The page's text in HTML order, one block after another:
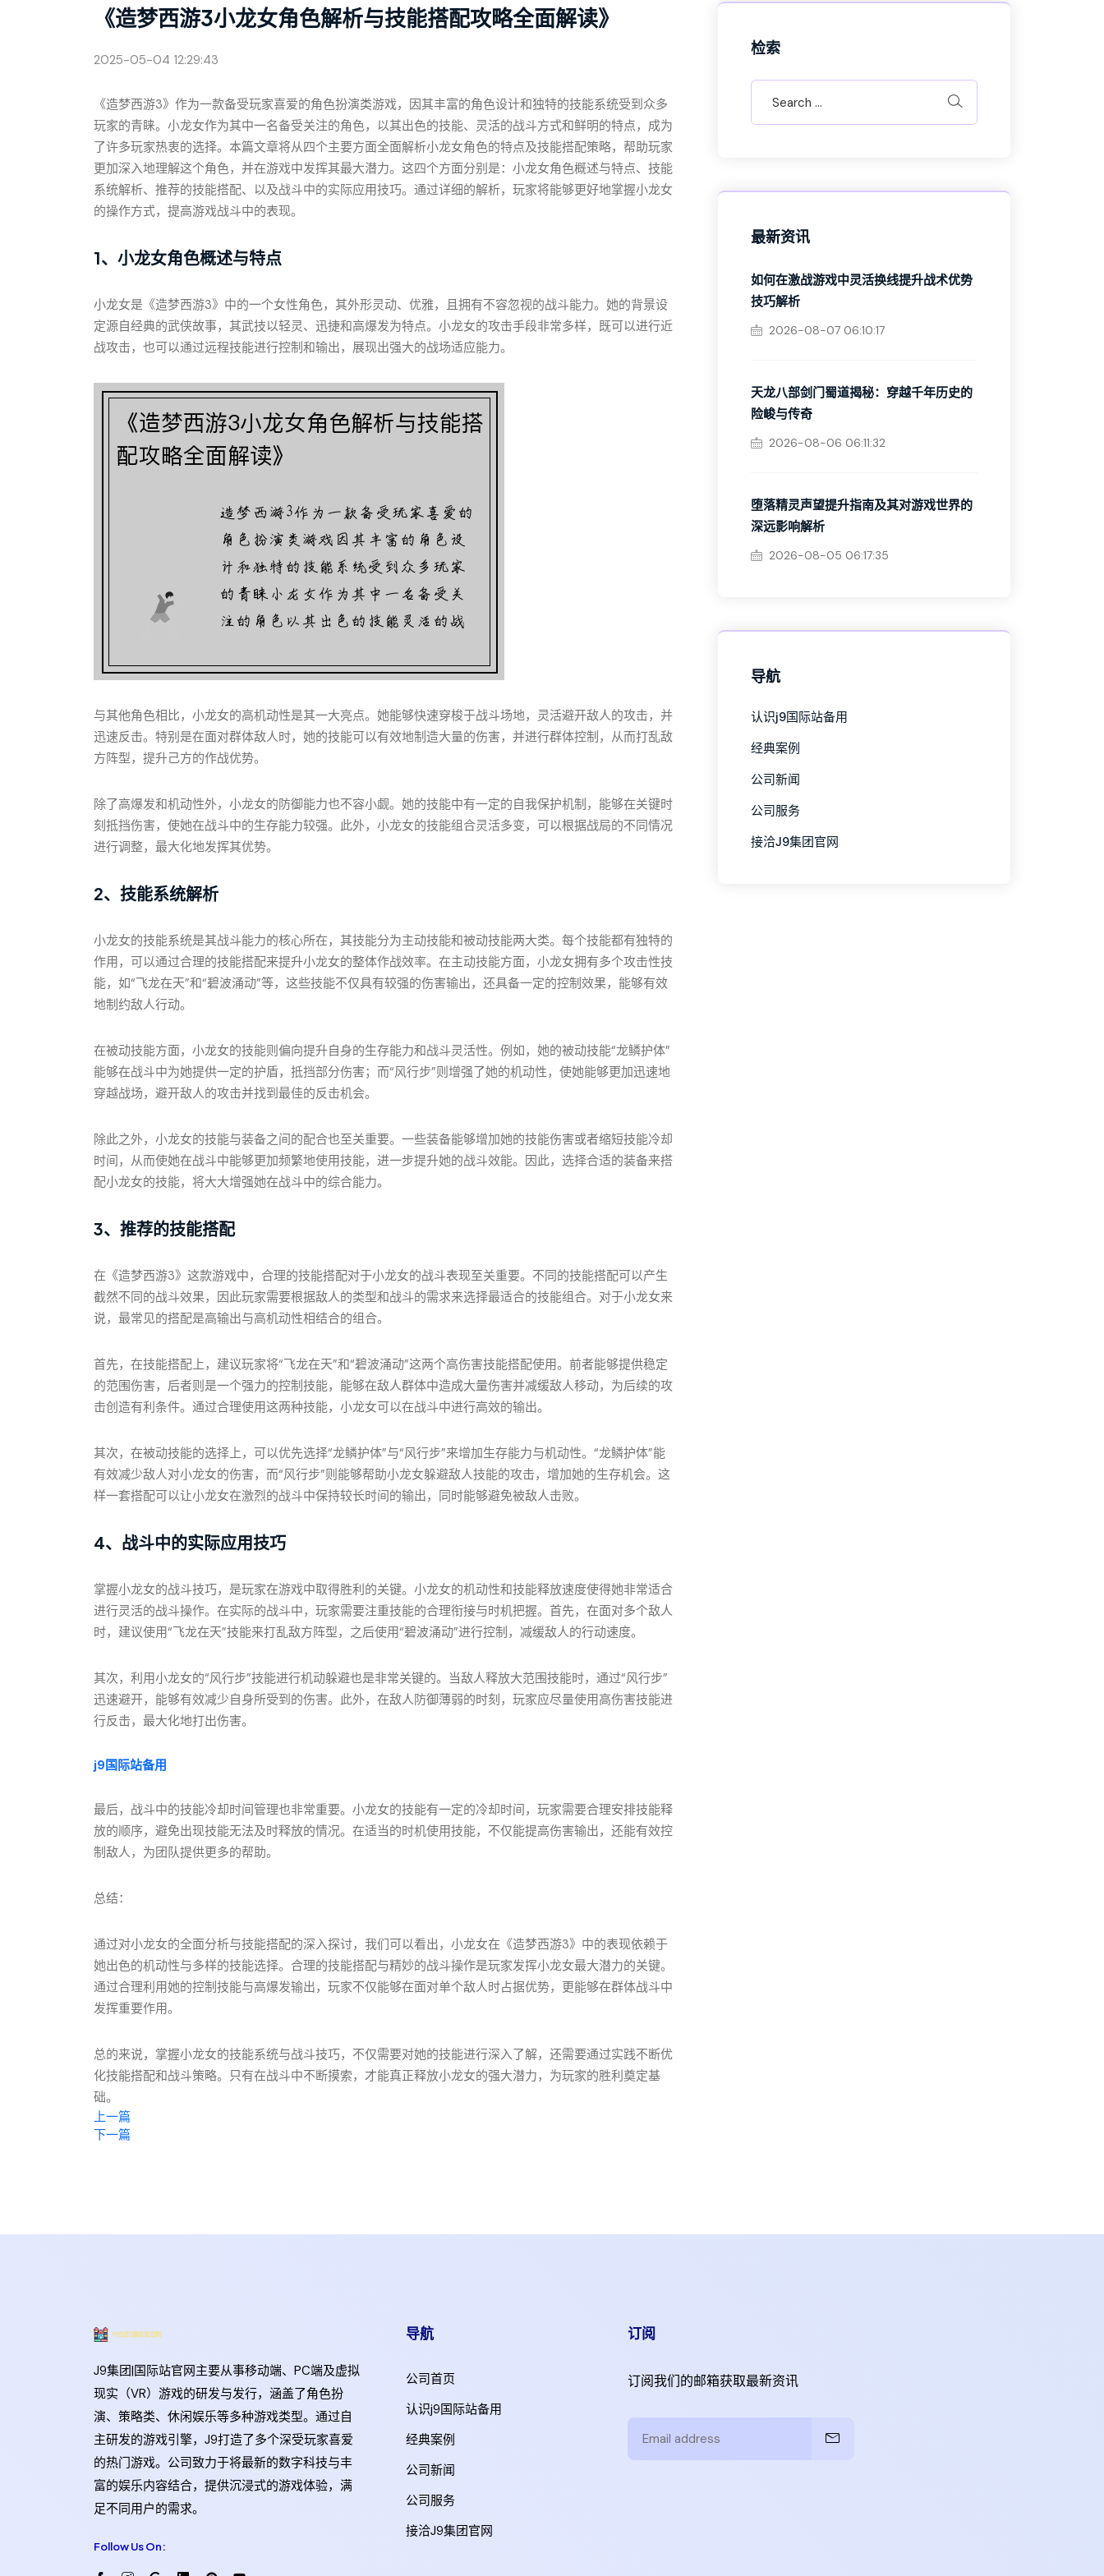
《造梦西游3小龙女角色解析与技能搭配攻略全面解读》
2025-05-04 12:29:43
《造梦西游3》作为一款备受玩家喜爱的角色扮演类游戏，因其丰富的角色设计和独特的技能系统受到众多
玩家的青睐。小龙女作为其中一名备受关注的角色，以其出色的技能、灵活的战斗方式和鲜明的特点，成为
了许多玩家热衷的选择。本篇文章将从四个主要方面全面解析小龙女角色的特点及技能搭配策略，帮助玩家
更加深入地理解这个角色，并在游戏中发挥其最大潜力。这四个方面分别是：小龙女角色概述与特点、技能
系统解析、推荐的技能搭配、以及战斗中的实际应用技巧。通过详细的解析，玩家将能够更好地掌握小龙女
的操作方式，提高游戏战斗中的表现。
1、小龙女角色概述与特点
小龙女是《造梦西游3》中的一个女性角色，其外形灵动、优雅，且拥有不容忽视的战斗能力。她的背景设
定源自经典的武侠故事，其武技以轻灵、迅捷和高爆发为特点。小龙女的攻击手段非常多样，既可以进行近
战攻击，也可以通过远程技能进行控制和输出，展现出强大的战场适应能力。
与其他角色相比，小龙女的高机动性是其一大亮点。她能够快速穿梭于战斗场地，灵活避开敌人的攻击，并
迅速反击。特别是在面对群体敌人时，她的技能可以有效地制造大量的伤害，并进行群体控制，从而打乱敌
方阵型，提升己方的作战优势。
除了高爆发和机动性外，小龙女的防御能力也不容小觑。她的技能中有一定的自我保护机制，能够在关键时
刻抵挡伤害，使她在战斗中的生存能力较强。此外，小龙女的技能组合灵活多变，可以根据战局的不同情况
进行调整，最大化地发挥其优势。
2、技能系统解析
小龙女的技能系统是其战斗能力的核心所在，其技能分为主动技能和被动技能两大类。每个技能都有独特的
作用，可以通过合理的技能搭配来提升小龙女的整体作战效率。在主动技能方面，小龙女拥有多个攻击性技
能，如“飞龙在天”和“碧波涌动”等，这些技能不仅具有较强的伤害输出，还具备一定的控制效果，能够有效
地制约敌人行动。
在被动技能方面，小龙女的技能则偏向提升自身的生存能力和战斗灵活性。例如，她的被动技能“龙鳞护体”
能够在战斗中为她提供一定的护盾，抵挡部分伤害；而“风行步”则增强了她的机动性，使她能够更加迅速地
穿越战场，避开敌人的攻击并找到最佳的反击机会。
除此之外，小龙女的技能与装备之间的配合也至关重要。一些装备能够增加她的技能伤害或者缩短技能冷却
时间，从而使她在战斗中能够更加频繁地使用技能，进一步提升她的战斗效能。因此，选择合适的装备来搭
配小龙女的技能，将大大增强她在战斗中的综合能力。
3、推荐的技能搭配
在《造梦西游3》这款游戏中，合理的技能搭配对于小龙女的战斗表现至关重要。不同的技能搭配可以产生
截然不同的战斗效果，因此玩家需要根据敌人的类型和战斗的需求来选择最适合的技能组合。对于小龙女来
说，最常见的搭配是高输出与高机动性相结合的组合。
首先，在技能搭配上，建议玩家将“飞龙在天”和“碧波涌动”这两个高伤害技能搭配使用。前者能够提供稳定
的范围伤害，后者则是一个强力的控制技能，能够在敌人群体中造成大量伤害并减缓敌人移动，为后续的攻
击创造有利条件。通过合理使用这两种技能，小龙女可以在战斗中进行高效的输出。
其次，在被动技能的选择上，可以优先选择“龙鳞护体”与“风行步”来增加生存能力与机动性。“龙鳞护体”能
有效减少敌人对小龙女的伤害，而“风行步”则能够帮助小龙女躲避敌人技能的攻击，增加她的生存机会。这
样一套搭配可以让小龙女在激烈的战斗中保持较长时间的输出，同时能够避免被敌人击败。
4、战斗中的实际应用技巧
掌握小龙女的战斗技巧，是玩家在游戏中取得胜利的关键。小龙女的机动性和技能释放速度使得她非常适合
进行灵活的战斗操作。在实际的战斗中，玩家需要注重技能的合理衔接与时机把握。首先，在面对多个敌人
时，建议使用“飞龙在天”技能来打乱敌方阵型，之后使用“碧波涌动”进行控制，减缓敌人的行动速度。
其次，利用小龙女的“风行步”技能进行机动躲避也是非常关键的。当敌人释放大范围技能时，通过“风行步”
迅速避开，能够有效减少自身所受到的伤害。此外，在敌人防御薄弱的时刻，玩家应尽量使用高伤害技能进
行反击，最大化地打出伤害。
j9国际站备用
最后，战斗中的技能冷却时间管理也非常重要。小龙女的技能有一定的冷却时间，玩家需要合理安排技能释
放的顺序，避免出现技能无法及时释放的情况。在适当的时机使用技能，不仅能提高伤害输出，还能有效控
制敌人，为团队提供更多的帮助。
总结：
通过对小龙女的全面分析与技能搭配的深入探讨，我们可以看出，小龙女在《造梦西游3》中的表现依赖于
她出色的机动性与多样的技能选择。合理的技能搭配与精妙的战斗操作是玩家发挥小龙女最大潜力的关键。
通过合理利用她的控制技能与高爆发输出，玩家不仅能够在面对单个敌人时占据优势，更能够在群体战斗中
发挥重要作用。
总的来说，掌握小龙女的技能系统与战斗技巧，不仅需要对她的技能进行深入了解，还需要通过实践不断优
化技能搭配和战斗策略。只有在战斗中不断摸索，才能真正释放小龙女的强大潜力，为玩家的胜利奠定基
础。
上一篇
下一篇
检索
最新资讯
如何在激战游戏中灵活换线提升战术优势
技巧解析
2026-08-07 06:10:17
天龙八部剑门蜀道揭秘：穿越千年历史的
险峻与传奇
2026-08-06 06:11:32
堕落精灵声望提升指南及其对游戏世界的
深远影响解析
2026-08-05 06:17:35
导航
认识j9国际站备用
经典案例
公司新闻
公司服务
接洽J9集团官网
J9集团|国际站官网主要从事移动端、PC端及虚拟
现实（VR）游戏的研发与发行，涵盖了角色扮
演、策略类、休闲娱乐等多种游戏类型。通过自
主研发的游戏引擎，J9打造了多个深受玩家喜爱
的热门游戏。公司致力于将最新的数字科技与丰
富的娱乐内容结合，提供沉浸式的游戏体验，满
足不同用户的需求。
Follow Us On:
导航
公司首页
认识j9国际站备用
经典案例
公司新闻
公司服务
接洽J9集团官网
订阅
订阅我们的邮箱获取最新资讯